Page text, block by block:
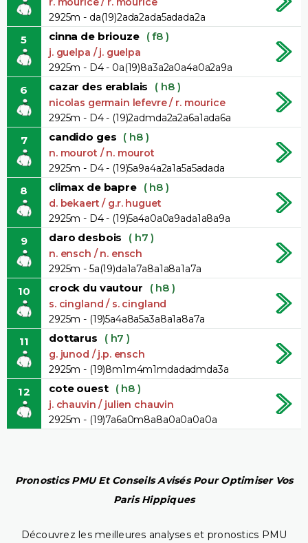
2925m - da(19)2ada2ada5adada2a
5 cinna de briouze ( f8 )
j. guelpa / j. guelpa
2925m - D4 - 0a(19)8a3a2a0a4a0a2a9a
6 cazar des erablais ( h8 )
nicolas germain lefevre / r. mourice
2925m - D4 - (19)2admda2a2a6a1ada6a
7 candido ges ( h8 )
n. mourot / n. mourot
2925m - D4 - (19)5a9a4a2a1a5a5adada
8 climax de bapre ( h8 )
d. bekaert / g.r. huguet
2925m - D4 - (19)5a4a0a0a9ada1a8a9a
9 daro desbois ( h7 )
n. ensch / n. ensch
2925m - 5a(19)da1a7a8a1a8a1a7a
10 crock du vautour ( h8 )
s. cingland / s. cingland
2925m - (19)5a4a8a5a3a8a1a8a7a
11 dottarus ( h7 )
g. junod / j.p. ensch
2925m - (19)8m1m4m1mdadadmda3a
12 cote ouest ( h8 )
j. chauvin / julien chauvin
2925m - (19)7a6a0m8a8a0a0a0a0a
Pronostics PMU Et Conseils Avisés Pour Optimiser Vos
Paris Hippiques
Découvrez les meilleures analyses et pronostics PMU